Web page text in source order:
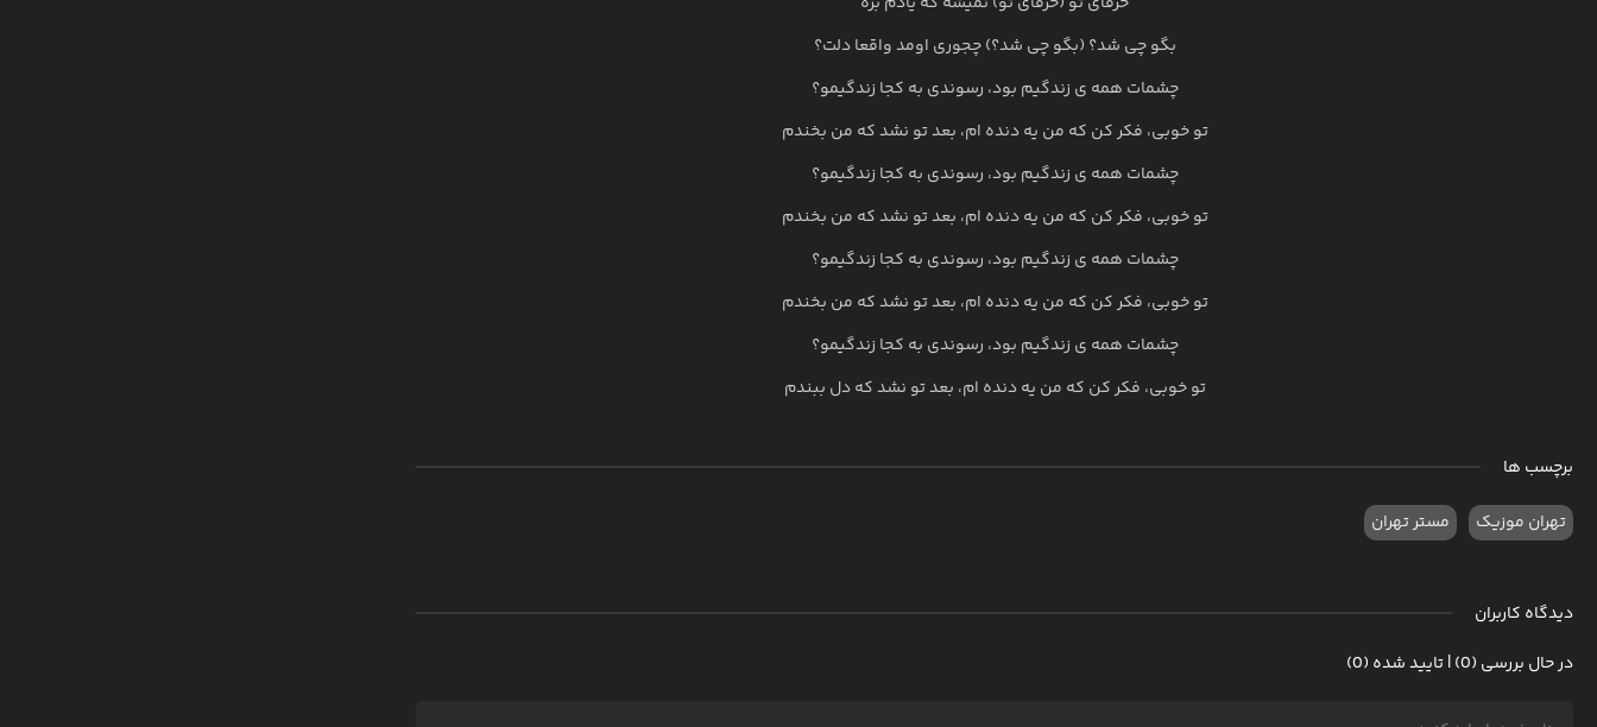
بگو چی شد؟ (بگو چی شد؟) چجوری اومد واقعا دلت؟
چشمات همه ی زندگیم بود، رسوندی به کجا زندگیمو؟
تو خوبی، فکر کن که من یه دنده ام، بعد تو نشد که من بخندم
چشمات همه ی زندگیم بود، رسوندی به کجا زندگیمو؟
تو خوبی، فکر کن که من یه دنده ام، بعد تو نشد که من بخندم
چشمات همه ی زندگیم بود، رسوندی به کجا زندگیمو؟
تو خوبی، فکر کن که من یه دنده ام، بعد تو نشد که من بخندم
چشمات همه ی زندگیم بود، رسوندی به کجا زندگیمو؟
تو خوبی، فکر کن که من یه دنده ام، بعد تو نشد که دل ببندم
برچسب ها
تهران موزیک مستر تهران
دیدگاه کاربران
در حال بررسی (0) | تایید شده (0)